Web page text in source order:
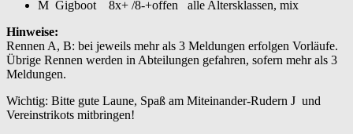
M Gigboot 8x+ /8-+offen alle Altersklassen, mix
Hinweise:
Rennen A, B: bei jeweils mehr als 3 Meldungen erfolgen Vorläufe.
Übrige Rennen werden in Abteilungen gefahren, sofern mehr als 3
Meldungen.
Wichtig: Bitte gute Laune, Spaß am Miteinander-Rudern J und
Vereinstrikots mitbringen!